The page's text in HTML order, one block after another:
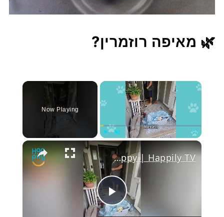
🌿 מאיפה רוזמרין?
×
Play Unmute
Now Playing
Play
Dog Who Carried Toy Dog Around For Companionship Finally Gets His Own Puppy | Happily TV